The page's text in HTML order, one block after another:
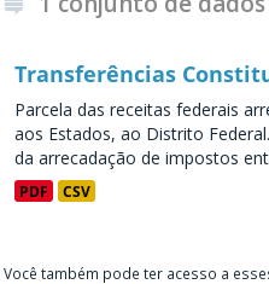
Transferências
Parcela das receitas federais
aos Estados, ao Distrito
da arrecadação de impostos
PDF CSV
Você também pode ter acesso a